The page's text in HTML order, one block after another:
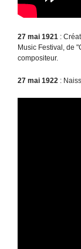
27 mai 1921 :
Music Festival, de
compositeur.
27 mai 1922 :